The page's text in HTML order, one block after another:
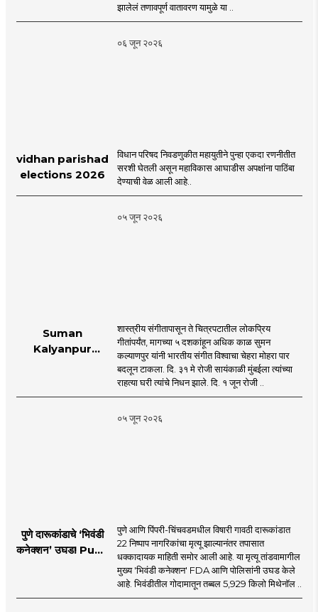
Mira Road
झालेलं तणावपूर्ण वातावरण यामुळे या ..
०६ जून २०२६
vidhan parishad
elections 2026
विधान परिषद निवडणुकीत महायुतीने पुन्हा एकदा रणनीतीत
सरशी घेतली असून महाविकास आघाडीस अपक्षांना पाठिंबा
देण्याची वेळ आली आहे..
०५ जून २०२६
Suman
Kalyanpur
mumbai |
शास्त्रीय संगीतापासून ते चित्रपटातील लोकप्रिय
गीतांपर्यंत, मागच्या ५ दशकांहून अधिक काळ सुमन
कल्याणपुर यांनी भारतीय संगीत विश्वाचा चेहरा मोहरा पार
बदलून टाकला. दि. ३१ मे रोजी सायंकाळी मुंबईला त्यांच्या
राहत्या घरी त्यांचे निधन झाले. दि. १ जून रोजी ..
०५ जून २०२६
पुणे दारूकांडाचे ‘भिवंडी
कनेक्शन’ उघड! Pune
पुणे आणि पिंपरी-चिंचवडमधील विषारी गावठी दारूकांडात
22 निष्पाप नागरिकांचा मृत्यू झाल्यानंतर तपासात
धक्कादायक माहिती समोर आली आहे. या मृत्यू तांडवामागील
मुख्य 'भिवंडी कनेक्शन' FDA आणि पोलिसांनी उघड केले
आहे. भिवंडीतील गोदामातून तब्बल 5,929 किलो मिथेनॉल ..